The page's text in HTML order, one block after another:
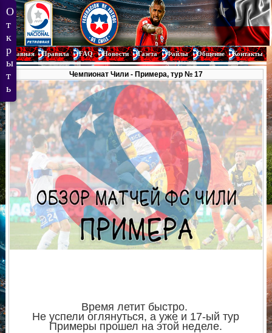
Главная Правила FAQ Новости Газета Файлы Общение Контакты
Чемпионат Чили - Примера, тур № 17
Время летит быстро.
Не успели оглянуться, а уже и 17-ый тур
Примеры прошел на этой неделе.